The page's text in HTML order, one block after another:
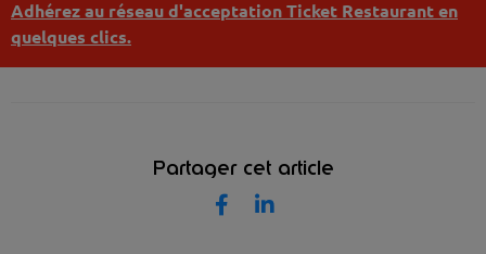
Adhérez au réseau d'acceptation Ticket Restaurant en
quelques clics.
Partager cet article